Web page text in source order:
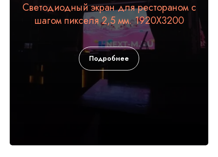
Светодиодный экран для рестораном с
шагом пикселя 2,5 мм. 1920Х3200
Подробнее